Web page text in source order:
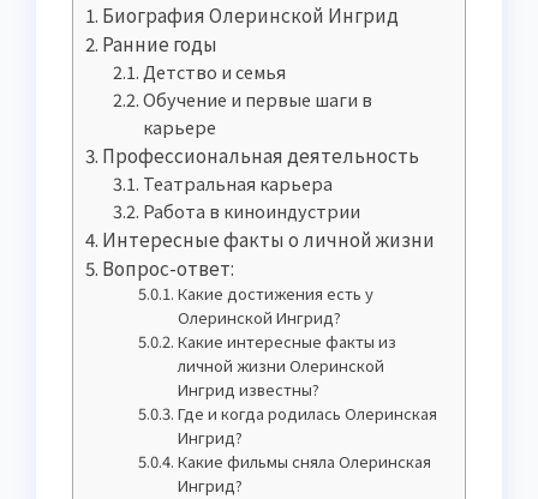
Биография Олеринской Ингрид
Ранние годы
Детство и семья
Обучение и первые шаги в
карьере
Профессиональная деятельность
Театральная карьера
Работа в киноиндустрии
Интересные факты о личной жизни
Вопрос-ответ:
Какие достижения есть у
Олеринской Ингрид?
Какие интересные факты из
личной жизни Олеринской
Ингрид известны?
Где и когда родилась Олеринская
Ингрид?
Какие фильмы сняла Олеринская
Ингрид?